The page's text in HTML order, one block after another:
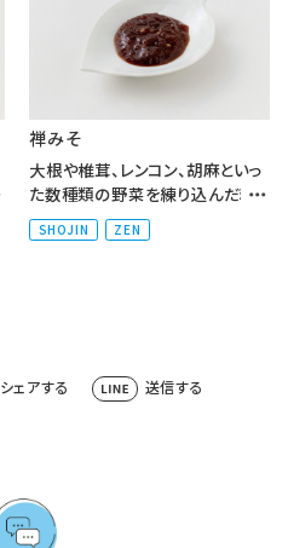
禅みそ
大根や椎茸、レンコン、胡麻といっ
た数種類の野菜を練り込んだ精
進味噌。まろやかな風味で、温か
いご飯はもちろん、焼きナス...
SHOJIN ZEN
シェアする 送信する